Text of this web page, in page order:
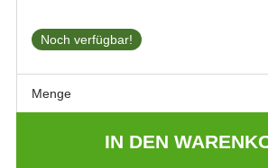
Noch verfügbar!
Menge
IN DEN